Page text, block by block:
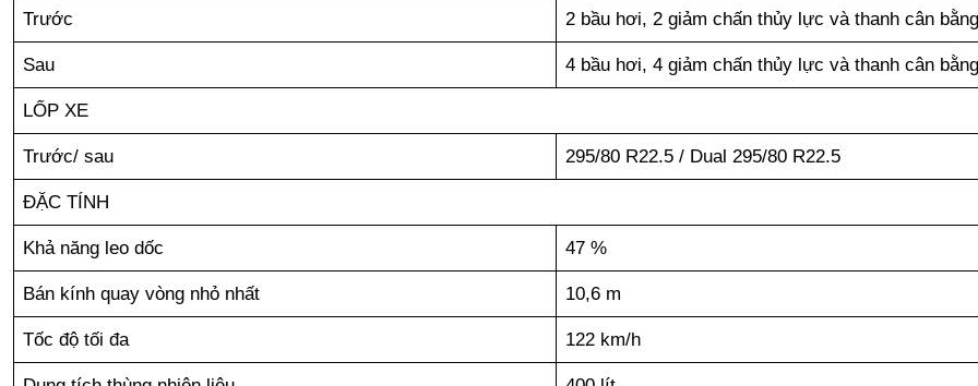
Trước 2 bầu hơi, 2 giảm chấn thủy lực và thanh cân bằng
Sau 4 bầu hơi, 4 giảm chấn thủy lực và thanh cân bằng
LỐP XE
Trước/ sau 295/80 R22.5 / Dual 295/80 R22.5
ĐẶC TÍNH
Khả năng leo dốc 47 %
Bán kính quay vòng nhỏ nhất 10,6 m
Tốc độ tối đa 122 km/h